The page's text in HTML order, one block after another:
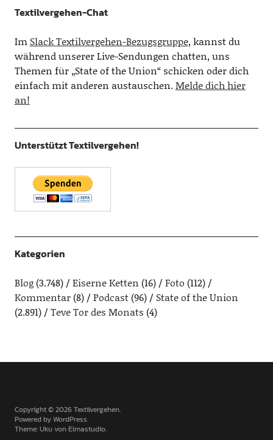
Textilvergehen-Chat
Im Slack Textilvergehen-Bezugsgruppe, kannst du
während unserer Live-Sendungen chatten, uns
Themen für „State of the Union“ schicken oder dich
einfach mit anderen austauschen.Melde dich hier
an!
Unterstützt Textilvergehen!
Kategorien
Blog(3.748) Eiserne Ketten (16) Foto (112)
Kommentar(8) Podcast(96)
State of the Union
(2.891)
Teve Tor des Monats (4)
Copyright © 2026 Textilvergehen
Powered byWordPress
Theme: Uku vonElmastudio